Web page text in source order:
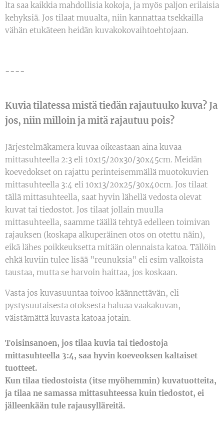
lta saa kaikkia mahdollisia kokoja, ja myös paljon erilaisia
kehyksiä. Jos tilaat muualta, niin kannattaa tsekkailla
vähän etukäteen heidän kuvakokovaihtoehtojaan.
----
Kuvia tilatessa mistä tiedän rajautuuko kuva? Ja
jos, niin milloin ja mitä rajautuu pois?
Järjestelmäkamera kuvaa oikeastaan aina kuvaa
mittasuhteella 2:3 eli 10x15/20x30/30x45cm. Meidän
koevedokset on rajattu perinteisemmällä muotokuvien
mittasuhteella 3:4 eli 10x13/20x25/30x40cm. Jos tilaat
tällä mittasuhteella, saat hyvin lähellä vedosta olevat
kuvat tai tiedostot. Jos tilaat jollain muulla
mittasuhteella, saamme täällä tehtyä edelleen toimivan
rajauksen (koskapa alkuperäinen otos on otettu näin),
eikä lähes poikkeuksetta mitään olennaista katoa. Tällöin
ehkä kuviin tulee lisää "reunuksia" eli esim valkoista
taustaa, mutta se harvoin haittaa, jos koskaan.
Vasta jos kuvasuuntaa toivoo käännettävän, eli
pystysuutaisesta otoksesta haluaa vaakakuvan,
väistämättä kuvasta katoaa jotain.
Toisinsanoen, jos tilaa kuvia tai tiedostoja
mittasuhteella 3:4, saa hyvin koeveoksen kaltaiset
tuotteet.
Kun tilaa tiedostoista (itse myöhemmin) kuvatuotteita,
ja tilaa ne samassa mittasuhteessa kuin tiedostot, ei
jälleenkään tule rajausylläreitä.